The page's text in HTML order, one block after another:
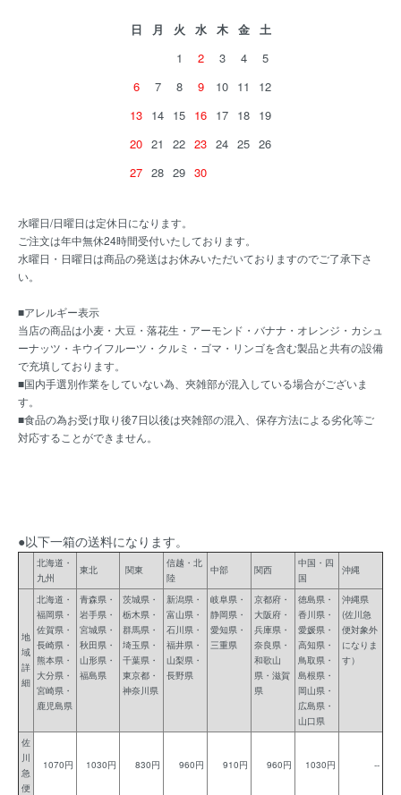
日 月 火 水 木 金
土
1
2 3 4
5
6
7 8 9 10 11
12
13 14 15 16 17 18 19
20 21 22 23 24 25 26
27 28 29 30
水曜日/日曜日は定休日になります。
ご注文は年中無休24時間受付いたしております。
水曜日・日曜日は商品の発送はお休みいただいておりますのでご了承下さ
い。
■アレルギー表示
当店の商品は小麦・大豆・落花生・アーモンド・バナナ・オレンジ・カシュ
ーナッツ・キウイフルーツ・クルミ・ゴマ・リンゴを含む製品と共有の設備
で充填しております。
■国内手選別作業をしていない為、夾雑部が混入している場合がございま
す。
■食品の為お受け取り後7日以後は夾雑部の混入、保存方法による劣化等ご
対応することができません。
●以下一箱の送料になります。
北海道・
九州
東北 関東
信越・北
陸
中部 関西
中国・四
国
沖縄
地
域
詳
細
北海道・
福岡県・
佐賀県・
長崎県・
熊本県・
大分県・
宮崎県・
鹿児島県
青森県・
岩手県・
宮城県・
秋田県・
山形県・
福島県
茨城県・
栃木県・
群馬県・
埼玉県・
千葉県・
東京都・
神奈川県
新潟県・
富山県・
石川県・
福井県・
山梨県・
長野県
岐阜県・
静岡県・
愛知県・
三重県
京都府・
大阪府・
兵庫県・
奈良県・
和歌山
県・滋賀
県
徳島県・
香川県・
愛媛県・
高知県・
鳥取県・
島根県・
岡山県・
広島県・
山口県
沖縄県
(佐川急
便対象外
になりま
す）
佐
川
急
便
1070円 1030円 830円 960円 910円 960円 1030円 --